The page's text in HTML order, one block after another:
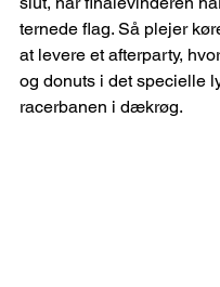
ternede flag. Så plejer
at levere et afterparty,
og donuts i det specielle
racerbanen i dækrøg.